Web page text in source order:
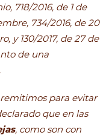
718/2016, de 1 de
734/2016, de 20
y 130/2017, de 27 de
de una
remitimos para evitar
que en las
, como son con